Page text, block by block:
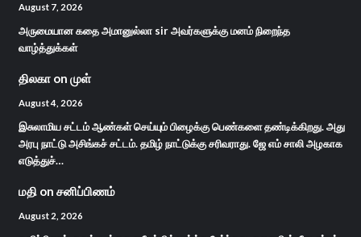
August 7, 2026
அருமையான கதை அமானுல்லா sir அவர்களுக்கு மனம் நிறைந்த
வாழ்த்துக்கள்
திலகா on முள்
August 4, 2026
இசுலாமிய சட்டம் ஆண்கள் செய்யும் பிழைக்கு பெண்களை தண்டிக்கிறது. அது
அரபு நாட்டு அசிங்கச் சட்டம். தமிழ் நாட்டுக்கு சரிவராது. ஜே எம் சாலி அழகாக
எடுத்துச்…
மதி on சனிப்பிணம்
August 2, 2026